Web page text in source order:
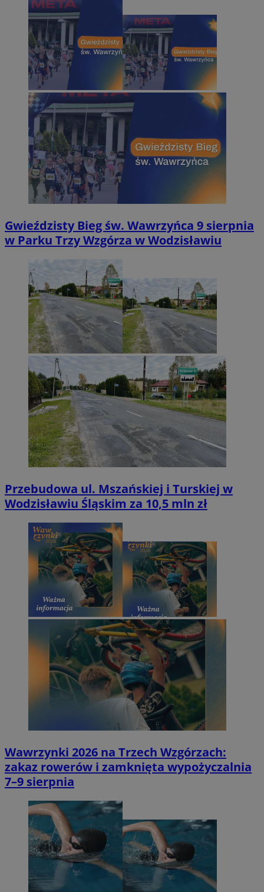
Gwieździsty Bieg św. Wawrzyńca 9 sierpnia
w Parku Trzy Wzgórza w Wodzisławiu
Przebudowa ul. Mszańskiej i Turskiej w
Wodzisławiu Śląskim za 10,5 mln zł
Wawrzynki 2026 na Trzech Wzgórzach:
zakaz rowerów i zamknięta wypożyczalnia
7–9 sierpnia